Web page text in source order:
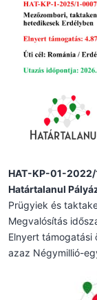
HAT-KP-01-
Határtalanul
Prügyiek és
Megvalósítás
Elnyert támogatási
azaz Négymillió-